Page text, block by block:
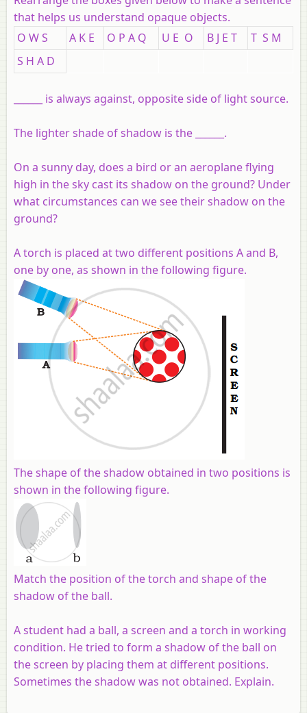
that helps us understand opaque objects.
O W S
A K E O P A Q U E O B J E T
T S M
S H A D
______ is always against, opposite side of light source.
The lighter shade of shadow is the ______.
On a sunny day, does a bird or an aeroplane flying
high in the sky cast its shadow on the ground? Under
what circumstances can we see their shadow on the
ground?
A torch is placed at two different positions A and B,
one by one, as shown in the following figure.
The shape of the shadow obtained in two positions is
shown in the following figure.
Match the position of the torch and shape of the
shadow of the ball.
A student had a ball, a screen and a torch in working
condition. He tried to form a shadow of the ball on
the screen by placing them at different positions.
Sometimes the shadow was not obtained. Explain.